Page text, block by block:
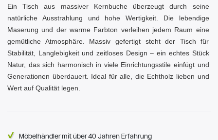
Ein Tisch aus massiver Kernbuche überzeugt durch seine
natürliche Ausstrahlung und hohe Wertigkeit. Die lebendige
Maserung und der warme Farbton verleihen jedem Raum eine
gemütliche Atmosphäre. Massiv gefertigt steht der Tisch für
Stabilität, Langlebigkeit und zeitloses Design – ein echtes Stück
Natur, das sich harmonisch in viele Einrichtungsstile einfügt und
Generationen überdauert. Ideal für alle, die Echtholz lieben und
Wert auf Qualität legen.
Möbelhändler mit über 40 Jahren Erfahrung